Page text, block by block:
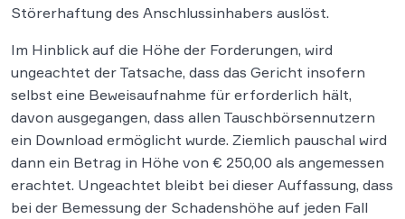
Störerhaftung des Anschlussinhabers auslöst.
Im Hinblick auf die Höhe der Forderungen, wird
ungeachtet der Tatsache, dass das Gericht insofern
selbst eine Beweisaufnahme für erforderlich hält,
davon ausgegangen, dass allen Tauschbörsennutzern
ein Download ermöglicht wurde. Ziemlich pauschal wird
dann ein Betrag in Höhe von € 250,00 als angemessen
erachtet. Ungeachtet bleibt bei dieser Auffassung, dass
bei der Bemessung der Schadenshöhe auf jeden Fall